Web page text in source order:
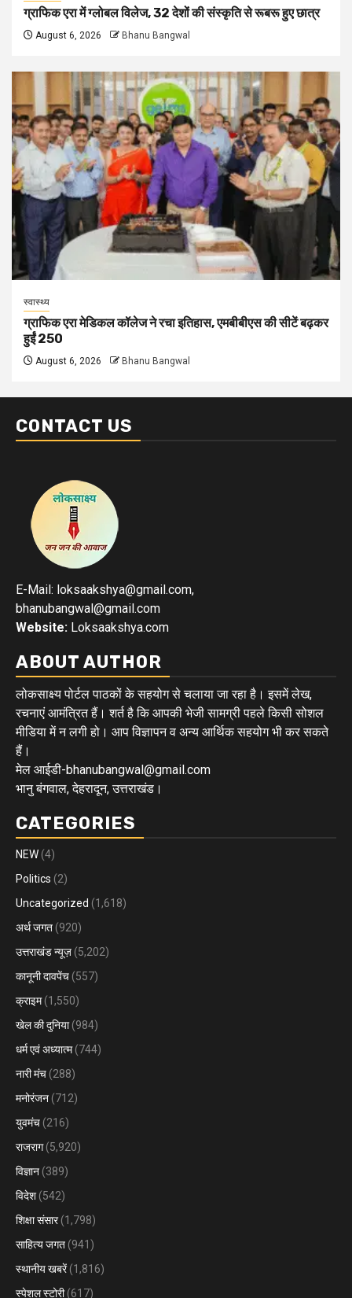
ग्राफिक एरा में ग्लोबल विलेज, 32 देशों की संस्कृति से रूबरू हुए छात्र
August 6, 2026 Bhanu Bangwal
स्वास्थ्य
ग्राफिक एरा मेडिकल कॉलेज ने रचा इतिहास, एमबीबीएस की सीटें बढ़कर
हुईं 250
August 6, 2026 Bhanu Bangwal
CONTACT US
E-Mail: loksaakshya@gmail.com,
bhanubangwal@gmail.com
Website: Loksaakshya.com
ABOUT AUTHOR
लोकसाक्ष्य पोर्टल पाठकों के सहयोग से चलाया जा रहा है। इसमें लेख,
रचनाएं आमंत्रित हैं। शर्त है कि आपकी भेजी सामग्री पहले किसी सोशल
मीडिया में न लगी हो। आप विज्ञापन व अन्य आर्थिक सहयोग भी कर सकते
हैं।
मेल आईडी-bhanubangwal@gmail.com
भानु बंगवाल, देहरादून, उत्तराखंड।
CATEGORIES
NEW (4)
Politics (2)
Uncategorized (1,618)
अर्थ जगत (920)
उत्तराखंड न्यूज़ (5,202)
कानूनी दावपेंच (557)
क्राइम(1,550)
खेल की दुनिया(984)
धर्म एवं अध्यात्म(744)
नारी मंच (288)
मनोरंजन (712)
युवमंच (216)
राजराग(5,920)
विज्ञान (389)
विदेश (542)
शिक्षा संसार(1,798)
साहित्य जगत (941)
स्थानीय खबरें(1,816)
स्पेशल स्टोरी(617)